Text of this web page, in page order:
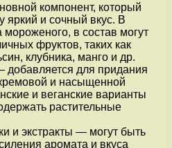
компонент, который
яркий и сочный вкус. В
мороженого, в состав могут
фруктов, таких как
клубника, манго и др.
добавляется для придания
и насыщенной
и веганские варианты
растительные
и экстракты — могут быть
аромата и вкуса